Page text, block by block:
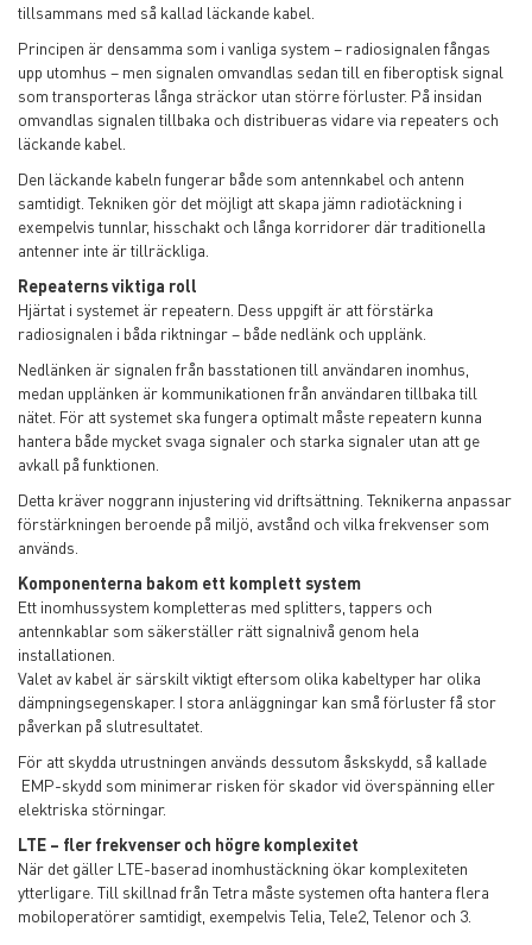
tillsammans med så kallad läckande kabel.
Principen är densamma som i vanliga system – radiosignalen fångas
upp utomhus – men signalen omvandlas sedan till en fiberoptisk signal
som transporteras långa sträckor utan större förluster. På insidan
omvandlas signalen tillbaka och distribueras vidare via repeaters och
läckande kabel.
Den läckande kabeln fungerar både som antennkabel och antenn
samtidigt. Tekniken gör det möjligt att skapa jämn radiotäckning i
exempelvis tunnlar, hisschakt och långa korridorer där traditionella
antenner inte är tillräckliga.
Repeaterns viktiga roll
Hjärtat i systemet är repeatern. Dess uppgift är att förstärka
radiosignalen i båda riktningar – både nedlänk och upplänk.
Nedlänken är signalen från basstationen till användaren inomhus,
medan upplänken är kommunikationen från användaren tillbaka till
nätet. För att systemet ska fungera optimalt måste repeatern kunna
hantera både mycket svaga signaler och starka signaler utan att ge
avkall på funktionen.
Detta kräver noggrann injustering vid driftsättning. Teknikerna anpassar
förstärkningen beroende på miljö, avstånd och vilka frekvenser som
används.
Komponenterna bakom ett komplett system
Ett inomhussystem kompletteras med splitters, tappers och
antennkablar som säkerställer rätt signalnivå genom hela
installationen.
Valet av kabel är särskilt viktigt eftersom olika kabeltyper har olika
dämpningsegenskaper. I stora anläggningar kan små förluster få stor
påverkan på slutresultatet.
För att skydda utrustningen används dessutom åskskydd, så kallade
EMP-skydd som minimerar risken för skador vid överspänning eller
elektriska störningar.
LTE – fler frekvenser och högre komplexitet
När det gäller LTE-baserad inomhustäckning ökar komplexiteten
ytterligare. Till skillnad från Tetra måste systemen ofta hantera flera
mobiloperatörer samtidigt, exempelvis Telia, Tele2, Telenor och 3.